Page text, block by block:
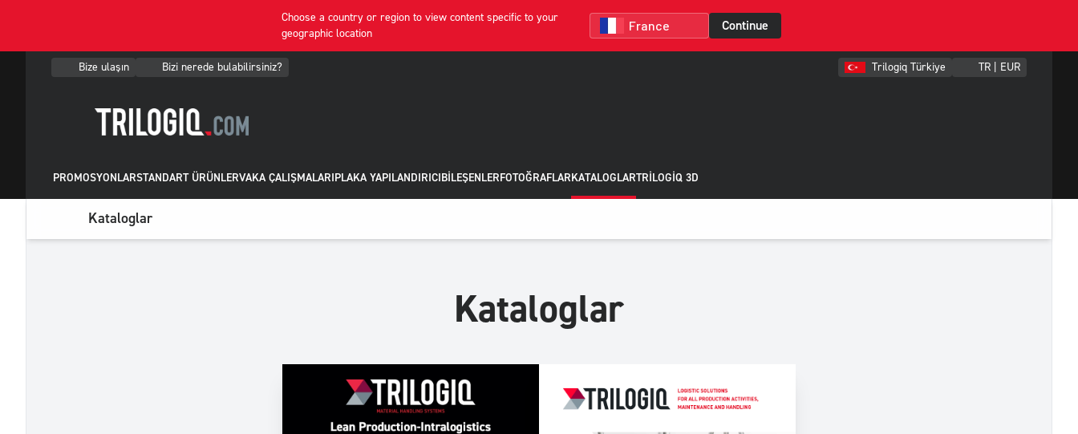
Choose a country or region to view content specific to your
geographic location
Continue
Bize ulaşın Bizi nerede bulabilirsiniz? Trilogiq Türkiye TR | EUR
PROMOSYONLARSTANDART ÜRÜNLERVAKA ÇALIŞMALARIPLAKA YAPILANDIRICIBILEŞENLERFOTOĞRAFLARKATALOGLARTRILOGIQ 3D
Kataloglar
Kataloglar